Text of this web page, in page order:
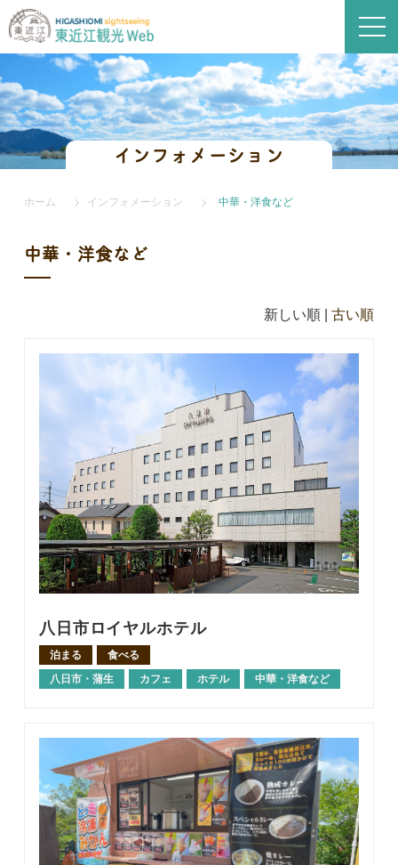
インフォメーション
ホーム インフォメーション 中華・洋食など
中華・洋食など
新しい順 |古い順
八日市ロイヤルホテル
泊まる
食べる
八日市・蒲生
カフェ ホテル 中華・洋食など